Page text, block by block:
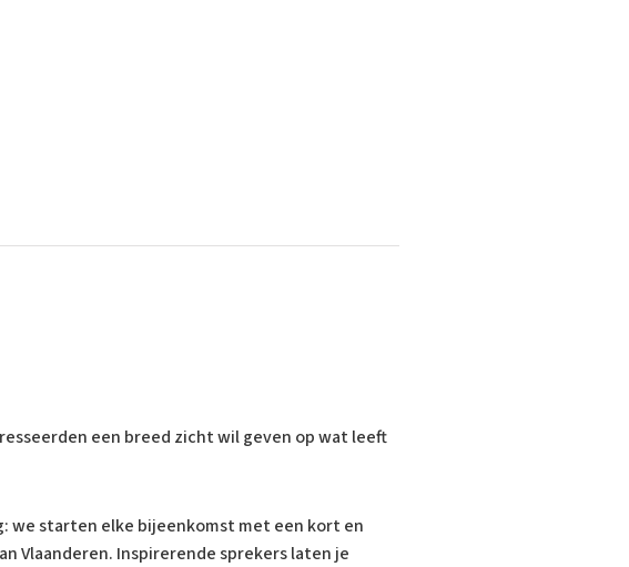
een breed zicht wil geven op wat leeft
we starten elke bijeenkomst met een kort en
Vlaanderen. Inspirerende sprekers laten je